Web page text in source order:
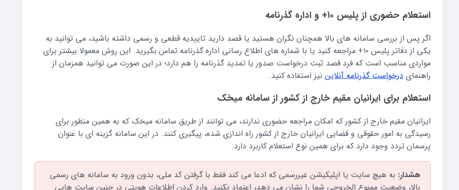
استعلام حضوری از پلیس ۱۰+ و اداره گذرنامه
اگر پس از بررسی سامانه های بالا همچنان نگران هستید یا قصد دارید تاییدیه قطعی و رسمی داشته باشید، می توانید به
یکی از دفاتر پلیس ۱۰+ مراجعه کنید یا با شماره های اطلاع رسانی اداره گذرنامه تماس بگیرید. این روش معمولا بیشتر برای
مواردی مناسب است که فرد قصد ثبت درخواست صدور یا تمدید گذرنامه را هم دارد؛ در این صورت می توانید همزمان از
راهنمای درخواست گذرنامه آنلاین نیز استفاده کنید.
استعلام برای ایرانیان مقیم خارج از کشور از سامانه میخک
ایرانیان مقیم خارج از کشور که امکان مراجعه حضوری ندارند، می توانند از طریق سامانه میخک که به همین منظور برای
رسیدگی به امور حقوقی و قضایی ایرانیان خارج از کشور راه اندازی شده، پیگیری کنند. در این سامانه گزینه ای با عنوان
پرسمان تردد وجود دارد که برای همین نوع استعلام کاربرد دارد.
هشدار: به هیچ سایت یا اپلیکیشن غیررسمی که ادعا می کند فقط با گرفتن کد ملی، بدون ورود به سامانه های رسمی
بالا، وضعیت ممنوع الخروجی شما را نشان می دهد، اعتماد نکنید. وارد کردن اطلاعات هویتی در چنین سایت هایی